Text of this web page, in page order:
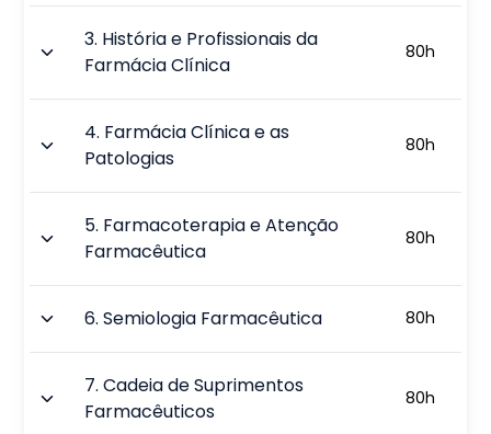
3. História e Profissionais da
Farmácia Clínica
80h
4. Farmácia Clínica e as
Patologias
80h
5. Farmacoterapia e Atenção
Farmacêutica
80h
6.Semiologia Farmacêutica 80h
7.Cadeia de Suprimentos
Farmacêuticos
80h